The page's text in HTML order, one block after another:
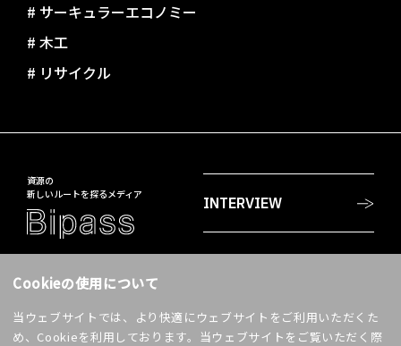
資源の
新しいルートを探るメディア
東京都港区港南2-18-1
accell@jp.daicel.com
INTERVIEW
WORDS
# サーキュラーエコノミー
# 木工
# リサイクル
Cookieの使用について
当ウェブサイトでは、より快適にウェブサイトをご利用いただくた
め、Cookieを利用しております。当ウェブサイトをご覧いただく際